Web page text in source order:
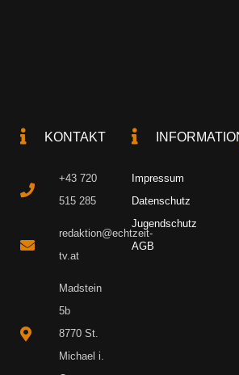
KONTAKT
+43 720
515 285
redaktion@echtzeit-
tv.at
Madstein
5b
8770 St.
Michael i.
Impressum
Datenschutz
Jugendschutz
AGB